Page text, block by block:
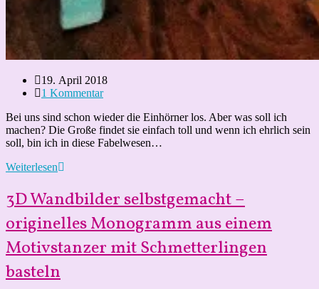
Beitrag
veröffentlicht:
19. April 2018
Beitrags-
1 Kommentar
Bei uns sind schon wieder die Einhörner los. Aber was soll ich
machen? Die Große findet sie einfach toll und wenn ich ehrlich sein
soll, bin ich in diese Fabelwesen…
WeiterlesenDIY
Stuhl
für
kleine
(und
große)
Mädchen
–
Upcycling
3D Wandbilder selbstgemacht –
originelles Monogramm aus einem
Motivstanzer mit Schmetterlingen
basteln